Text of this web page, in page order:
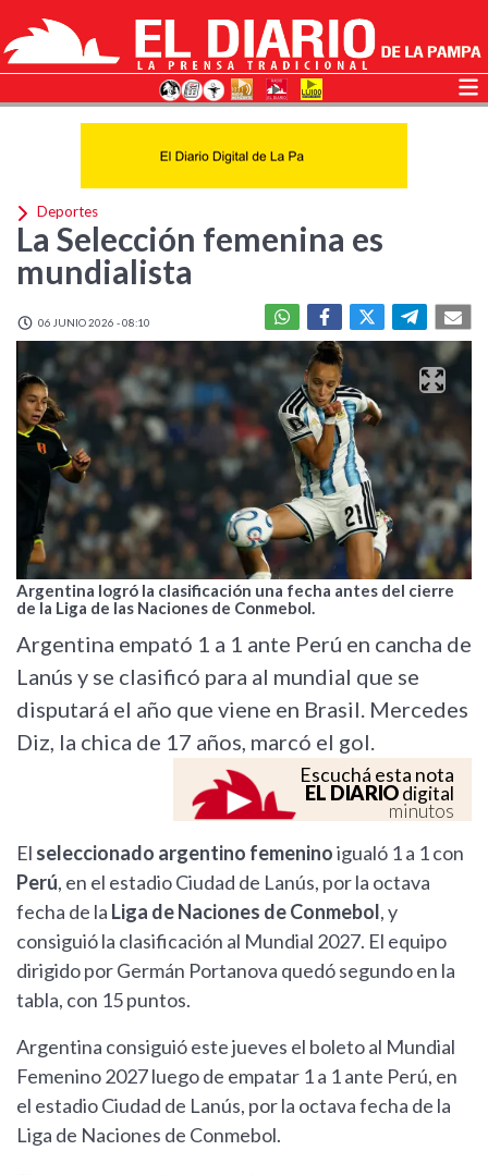
Deportes
La Selección femenina es
mundialista
06 JUNIO 2026 - 08:10
Argentina logró la clasificación una fecha antes del cierre
de la Liga de las Naciones de Conmebol.
Argentina empató 1 a 1 ante Perú en cancha de
Lanús y se clasificó para al mundial que se
disputará el año que viene en Brasil. Mercedes
Diz, la chica de 17 años, marcó el gol.
Escuchá esta nota
EL DIARIOdigital
minutos
El seleccionado argentino femeninoigualó 1 a 1 con
Perú, en el estadio Ciudad de Lanús, por la octava
fecha de la Liga de Naciones de Conmebol, y
consiguió la clasificación al Mundial 2027. El equipo
dirigido por Germán Portanova quedó segundo en la
tabla, con 15 puntos.
Argentina consiguió este jueves el boleto al Mundial
Femenino 2027 luego de empatar 1 a 1 ante Perú, en
el estadio Ciudad de Lanús, por la octava fecha de la
Liga de Naciones de Conmebol.